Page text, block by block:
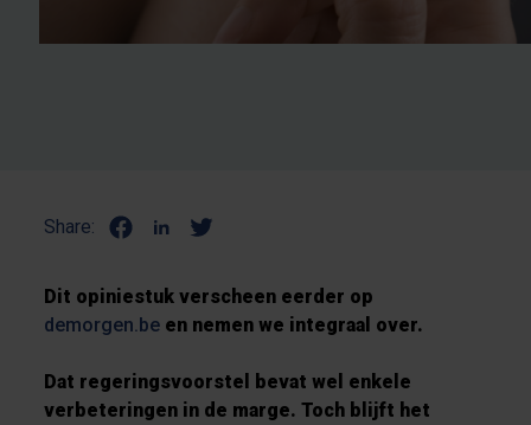
Share:
Dit opiniestuk verscheen eerder op
demorgen.be en nemen we integraal over.
Dat regeringsvoorstel bevat wel enkele
verbeteringen in de marge. Toch blijft het